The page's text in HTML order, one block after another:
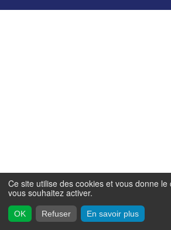
Ce site utilise des cookies et vous donne
vous souhaitez activer.
OK Refuser En savoir plus